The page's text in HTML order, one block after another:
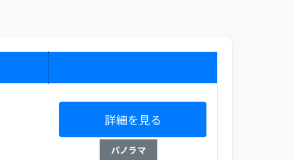
詳細を見る
パノラマ